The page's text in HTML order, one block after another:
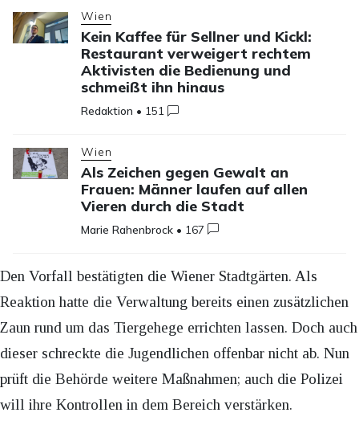
Wien
Kein Kaffee für Sellner und Kickl:
Restaurant verweigert rechtem
Aktivisten die Bedienung und
schmeißt ihn hinaus
Redaktion • 151
Wien
Als Zeichen gegen Gewalt an
Frauen: Männer laufen auf allen
Vieren durch die Stadt
Marie Rahenbrock • 167
Den Vorfall bestätigten die Wiener Stadtgärten. Als
Reaktion hatte die Verwaltung bereits einen zusätzlichen
Zaun rund um das Tiergehege errichten lassen. Doch auch
dieser schreckte die Jugendlichen offenbar nicht ab. Nun
prüft die Behörde weitere Maßnahmen; auch die Polizei
will ihre Kontrollen in dem Bereich verstärken.